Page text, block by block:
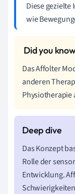
Diese
wie
Das Affolter
anderen
Physiotherapie
Das Konzept
Rolle der
Entwicklung.